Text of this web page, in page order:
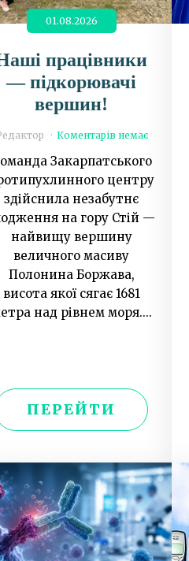
01.08.2026
працівники
— підкорювачі
вершин!
Коментарів немає
Закарпатського
центру
здійснила незабутнє
на гору Стій —
найвищу вершину
величного масиву
Полонина Боржава,
висота якої сягає 1681
над рівнем моря....
ПЕРЕЙТИ